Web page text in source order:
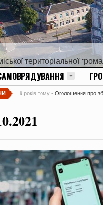
територіальної
9 років тому - Оголошення про